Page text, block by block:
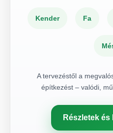
Kender Fa
A tervezéstől a
építkezést – valódi,
Részletek